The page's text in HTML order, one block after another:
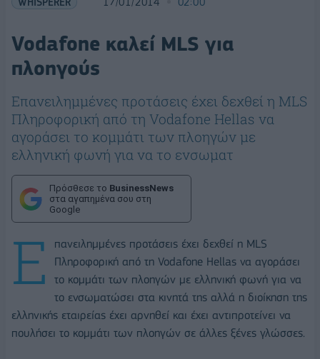
Vodafone καλεί MLS για
πλοηγούς
Επανειλημμένες προτάσεις έχει δεχθεί η MLS
Πληροφορική από τη Vodafone Hellas να
αγοράσει το κομμάτι των πλοηγών με
ελληνική φωνή για να το ενσωματ
Πρόσθεσε το BusinessNews
στα αγαπημένα σου στη
Google
Ε
πανειλημμένες προτάσεις έχει δεχθεί η MLS
Πληροφορική από τη Vodafone Hellas να αγοράσει
το κομμάτι των πλοηγών με ελληνική φωνή για να
το ενσωματώσει στα κινητά της αλλά η διοίκηση της
ελληνικής εταιρείας έχει αρνηθεί και έχει αντιπροτείνει να
πουλήσει το κομμάτι των πλοηγών σε άλλες ξένες γλώσσες.